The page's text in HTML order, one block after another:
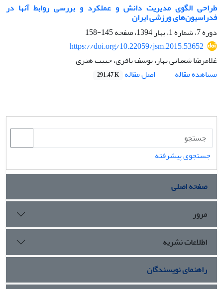
طراحی الگوی مدیریت دانش و عملکرد و بررسی روابط آنها در
فدراسیون‌های ورزشی ایران
دوره 7، شماره 1، بهار 1394، صفحه
145-158
https://doi.org/10.22059/jsm.2015.53652
غلامرضا شعبانی بهار، یوسف باقری، حبیب هنری
مشاهده مقاله
اصل مقاله 291.47 K
جستجوی پیشرفته
صفحه اصلی
مرور
اطلاعات نشریه
راهنمای نویسندگان